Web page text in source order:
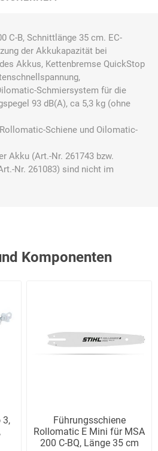
C-B, Schnittlänge 35 cm. EC-
der Akkukapazität bei
Akkus, Kettenbremse QuickStop
Schmiersystem für die
93 dB(A), ca 5,3 kg (ohne
Schiene und Oilomatic-
Akku (Art.-Nr. 261743 bzw.
Nr. 261083) sind nicht im
Komponenten
3,
Führungsschiene
Rollomatic E Mini für MSA
200 C-BQ, Länge 35 cm